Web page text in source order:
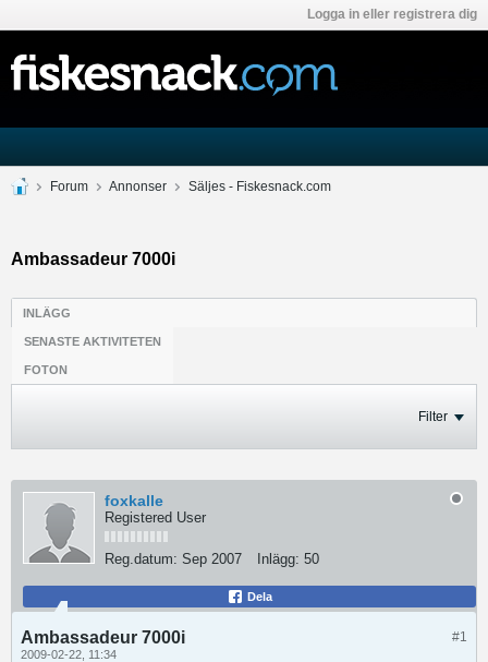
Logga in eller registrera dig
Forum Annonser Säljes - Fiskesnack.com
Ambassadeur 7000i
INLÄGG
SENASTE AKTIVITETEN
FOTON
Filter
foxkalle
Registered User
Reg.datum: Sep 2007 Inlägg: 50
Dela
#1
Ambassadeur 7000i
2009-02-22, 11:34